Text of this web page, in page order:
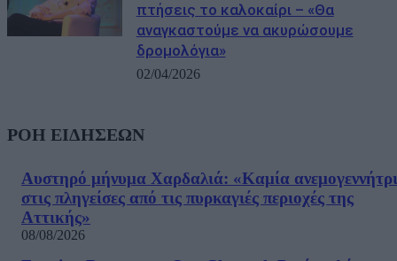
πτήσεις το καλοκαίρι – «Θα
αναγκαστούμε να ακυρώσουμε
δρομολόγια»
02/04/2026
ΡΟΗ ΕΙΔΗΣΕΩΝ
Αυστηρό μήνυμα Χαρδαλιά: «Καμία
στις πληγείσες από τις πυρκαγιές περιοχές της
Αττικής»
08/08/2026